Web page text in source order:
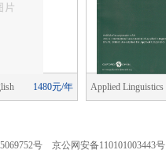
1480元/年 Applied Linguistics
号 京公网安备110101003443号